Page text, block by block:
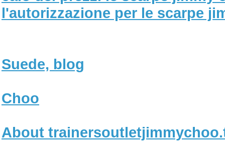
l'autorizzazione per le scarpe
Suede, blog
Choo
About